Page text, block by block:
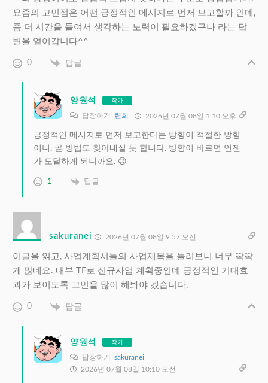
요즘의 고민점은 어떤 긍정적인 메시지로 먼저 보고할까 인데,
좀 더 시간을 들여서 생각하는 노력이 필요하겠구나 라는 답
변을 얻어갑니다^^
0 답글
양원석 작가
답장하기 련희 2026년 07월 08일 1:10 오후
긍정적인 메시지로 먼저 보고한다는 방향이 적절한 방향
이니, 곧 방법도 찾아내실 듯 합니다. 방향이 바르면 언젠
가 도달하게 되니까요. 😉
1 답글
sakuranei 2026년 07월 08일 9:57 오전
이글을 읽고, 사업계획서들의 사업제목을 둘러보니 너무 딱딱
게 많네요. 내부 TF로 신규사업 계획중인데 긍정적인 기대효
과가 보이도록 고민을 많이 해봐야 겠습니다.
0 답글
양원석 작가
답장하기 sakuranei
2026년 07월 08일 10:10 오전